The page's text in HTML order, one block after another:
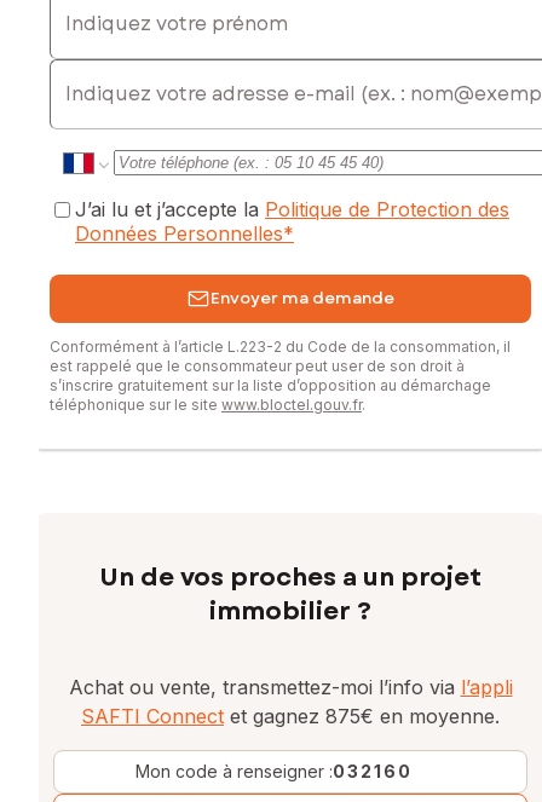
Ce terrain représente une belle opportunité pour
concrétiser un projet de construction dans un cadre naturel
tout en restant proche des commodités.
Pour plus d’informations ou organiser une visite, contactez-
moi.
Les informations sur les risques auxquels ce bien est
exposé sont disponibles sur le site Géorisques :
Prix de vente : 39 000 €
Honoraires charge vendeur
Contactez votre conseiller SAFTI : Elisabeth LOPEZ, Tél. :
0670168113, E-mail : elisabeth.lopez@safti.fr - EI - Agent
numéro 804989010
E-mail
J’ai lu et j’accepte la Politique de Protection des
Données Personnelles*
Envoyer ma demande
Conformément à l’article L.223-2 du Code de la consommation, il
est rappelé que le consommateur peut user de son droit à
s’inscrire gratuitement sur la liste d’opposition au démarchage
téléphonique sur le site www.bloctel.gouv.fr.
Un de vos proches a un projet
immobilier ?
Achat ou vente, transmettez-moi l’info via l’appli
SAFTI Connect et gagnez 875€ en moyenne.
Mon code à renseigner :032160